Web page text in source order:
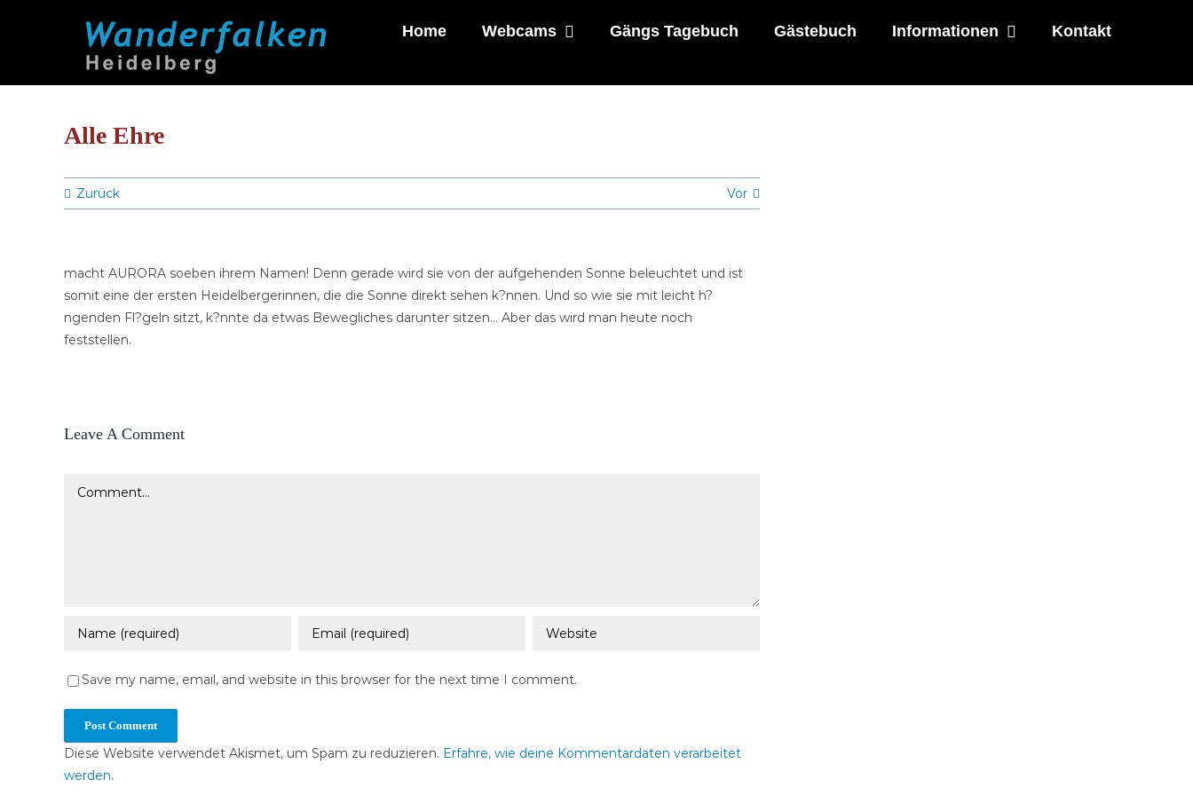
Home Webcams Gängs Tagebuch Gästebuch Informationen Kontakt
Alle Ehre
Zurück Vor
macht AURORA soeben ihrem Namen! Denn gerade wird sie von der aufgehenden Sonne beleuchtet und ist
somit eine der ersten Heidelbergerinnen, die die Sonne direkt sehen k?nnen. Und so wie sie mit leicht h?
ngenden Fl?geln sitzt, k?nnte da etwas Bewegliches darunter sitzen… Aber das wird man heute noch
feststellen.
Leave A Comment
Comment
Save my name, email, and website in this browser for the next time I comment.
Diese Website verwendet Akismet, um Spam zu reduzieren. Erfahre, wie deine Kommentardaten verarbeitet
werden.